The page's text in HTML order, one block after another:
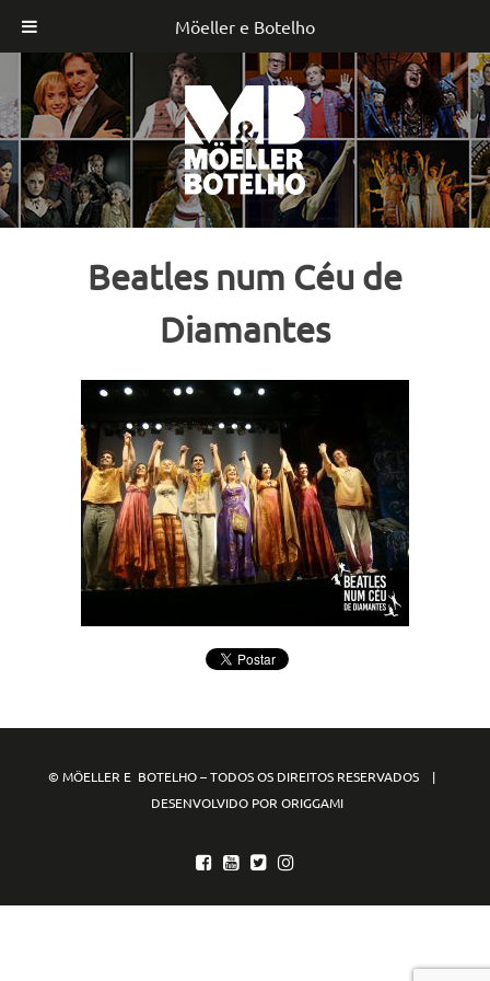
Möeller e Botelho
Skip
to
content
Beatles num Céu de
Diamantes
© MÖELLER E BOTELHO – TODOS OS DIREITOS RESERVADOS |
DESENVOLVIDO POR ORIGGAMI